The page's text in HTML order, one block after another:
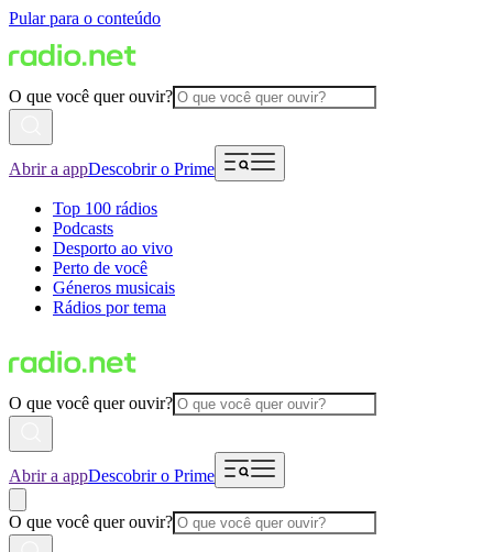
Pular para o conteúdo
O que você quer ouvir?
Abrir a appDescobrir o Prime
Top 100 rádios
Podcasts
Desporto ao vivo
Perto de você
Géneros musicais
Rádios por tema
O que você quer ouvir?
Abrir a appDescobrir o Prime
O que você quer ouvir?